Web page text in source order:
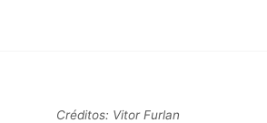
Créditos: Vitor Furlan